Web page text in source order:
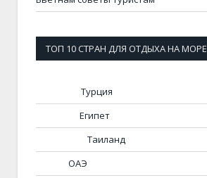
ТОП 10 СТРАН ДЛЯ ОТДЫХА НА МОРЕ
Турция
Египет
Таиланд
ОАЭ